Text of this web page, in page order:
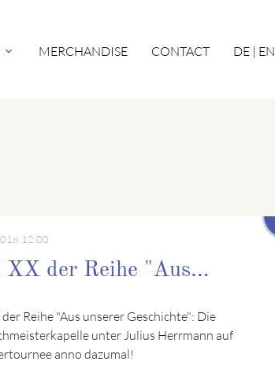
expand_more MERCHANDISE CONTACT DE | EN
12:00
XX der Reihe "Aus…
der Reihe "Aus unserer Geschichte": Die
unter Julius Herrmann auf
anno dazumal!